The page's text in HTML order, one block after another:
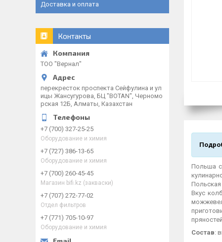
Польша
Вкус
Состав:
Доставка и оплата
Контакты
ТОО "Вернал"
перекресток проспекта Сейфулина и ул
ицы Жансугурова, БЦ "BOTAN", Черномо
рская 12Б, Алматы, Казахстан
+7 (700) 327-25-25
Оборудование и химия
+7 (727) 386-13-65
Оборудование и химия
+7 (700) 260-45-45
Магазин bifi.kz (закваски)
+7 (707) 272-77-02
Отдел фильтров
+7 (771) 705-10-97
Оборудование и химия